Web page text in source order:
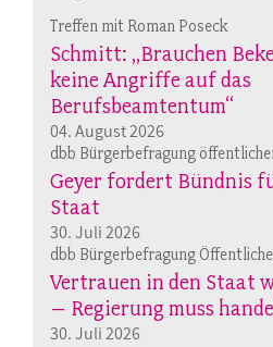
Treffen mit Roman Poseck
Schmitt: „Brauchen
keine Angriffe auf das
Berufsbeamtentum“
04. August 2026
dbb Bürgerbefragung
Geyer fordert Bündnis
Staat
30. Juli 2026
dbb Bürgerbefragung
Vertrauen in den Staat
– Regierung muss
30. Juli 2026